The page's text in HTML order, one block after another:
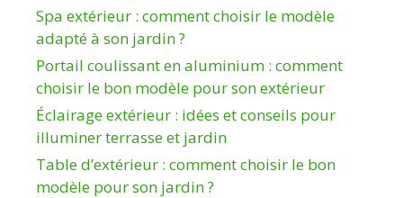
Spa extérieur : comment choisir le modèle
adapté à son jardin ?
Portail coulissant en aluminium : comment
choisir le bon modèle pour son extérieur
Éclairage extérieur : idées et conseils pour
illuminer terrasse et jardin
Table d’extérieur : comment choisir le bon
modèle pour son jardin ?